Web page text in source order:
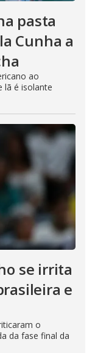
pasta
Cunha a
ao
lã é isolante
se irrita
e
o
da fase final da